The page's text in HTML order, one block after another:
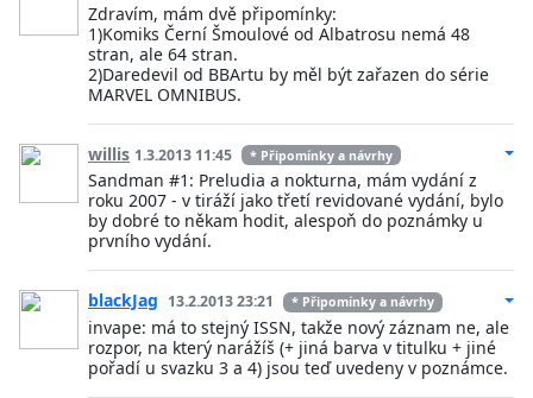
Zdravím, mám dvě připomínky:
1)Komiks Černí Šmoulové od Albatrosu nemá 48
stran, ale 64 stran.
2)Daredevil od BBArtu by měl být zařazen do série
MARVEL OMNIBUS.
willis 1.3.2013 11:45 * Připomínky a návrhy
Sandman #1: Preludia a nokturna, mám vydání z
roku 2007 - v tiráží jako třetí revidované vydání, bylo
by dobré to někam hodit, alespoň do poznámky u
prvního vydání.
blackJag 13.2.2013 23:21 * Připomínky a návrhy
invape: má to stejný ISSN, takže nový záznam ne, ale
rozpor, na který narážíš (+ jiná barva v titulku + jiné
pořadí u svazku 3 a 4) jsou teď uvedeny v poznámce.